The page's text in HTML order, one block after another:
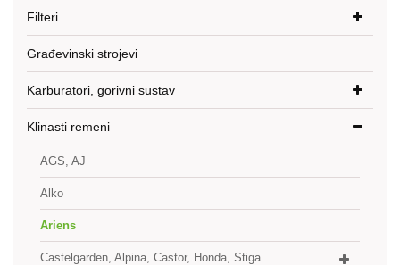
Filteri
Građevinski strojevi
Karburatori, gorivni sustav
Klinasti remeni
AGS, AJ
Alko
Ariens
Castelgarden, Alpina, Castor, Honda, Stiga